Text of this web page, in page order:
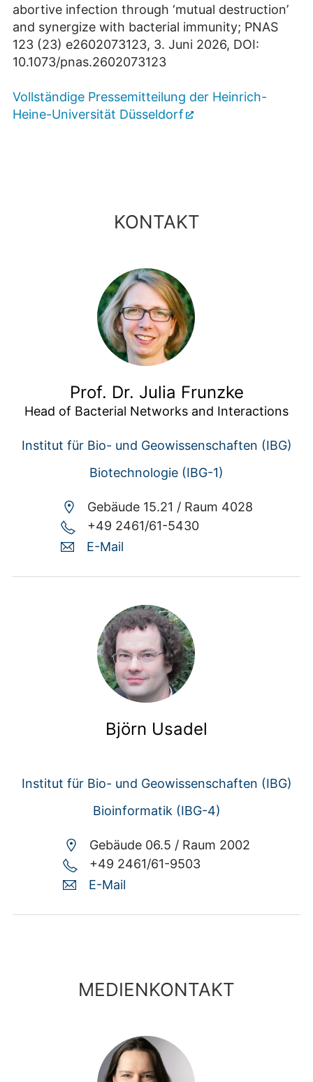
abortive infection through ‘mutual destruction’
and synergize with bacterial immunity; PNAS
123 (23) e2602073123, 3. Juni 2026, DOI:
10.1073/pnas.2602073123
Vollständige Pressemitteilung der Heinrich-
Heine-Universität Düsseldorf
KONTAKT
Prof. Dr. Julia Frunzke
Head of Bacterial Networks and Interactions
Institut für Bio- und Geowissenschaften (IBG)
Biotechnologie (IBG-1)
Gebäude 15.21 / Raum 4028
+49 2461/61-5430
E-Mail
Björn Usadel
Institut für Bio- und Geowissenschaften (IBG)
Bioinformatik (IBG-4)
Gebäude 06.5 / Raum 2002
+49 2461/61-9503
E-Mail
MEDIENKONTAKT